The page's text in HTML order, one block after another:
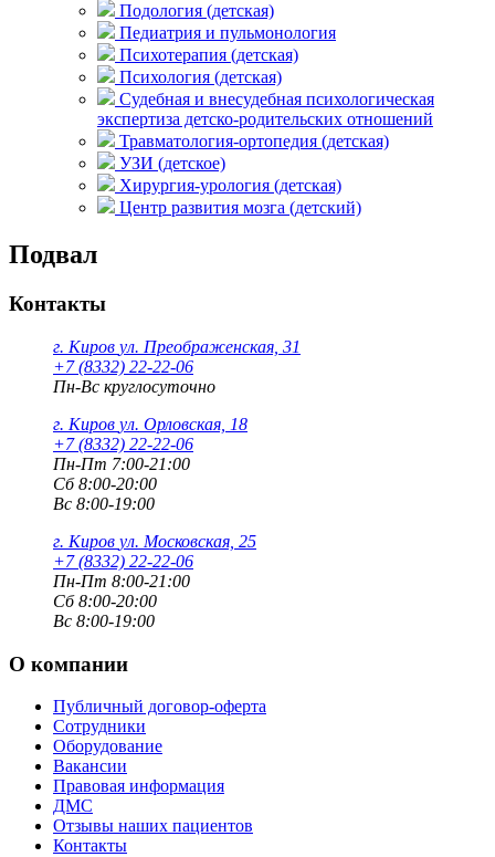
Подология (детская)
Педиатрия и пульмонология
Психотерапия (детская)
Психология (детская)
Судебная и внесудебная психологическая
экспертиза детско-родительских отношений
Травматология-ортопедия (детская)
УЗИ (детское)
Хирургия-урология (детская)
Центр развития мозга (детский)
Подвал
Контакты
г. Киров ул. Преображенская, 31
+7 (8332) 22-22-06
Пн-Вс круглосуточно
г. Киров ул. Орловская, 18
+7 (8332) 22-22-06
Пн-Пт 7:00-21:00
Сб 8:00-20:00
Вс 8:00-19:00
г. Киров ул. Московская, 25
+7 (8332) 22-22-06
Пн-Пт 8:00-21:00
Сб 8:00-20:00
Вс 8:00-19:00
О компании
Публичный договор-оферта
Сотрудники
Оборудование
Вакансии
Правовая информация
ДМС
Отзывы наших пациентов
Контакты